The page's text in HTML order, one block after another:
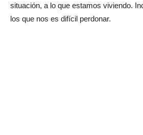
situación, a lo que estamos viviendo.
los que nos es difícil perdonar.